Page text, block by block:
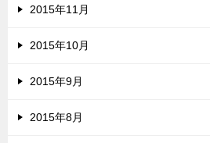
2015年11月
2015年10月
2015年9月
2015年8月